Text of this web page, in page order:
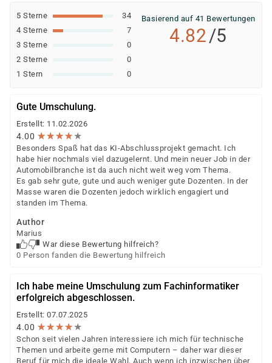
5 Sterne
34
4 Sterne
7
3 Sterne
0
2 Sterne
0
1 Stern
0
Basierend auf 41 Bewertungen
4.82/5
Gute Umschulung.
Erstellt: 11.02.2026
4.00 ★★★★★
★★★★★
Besonders Spaß hat das KI-Abschlussprojekt gemacht. Ich
habe hier nochmals viel dazugelernt. Und mein neuer Job in der
Automobilbranche ist da auch nicht weit weg vom Thema.
Es gab sehr gute, gute und auch weniger gute Dozenten. In der
Masse waren die Dozenten jedoch wirklich engagiert und
standen im Thema.
Author
Marius
War diese Bewertung hilfreich?
0 Person fanden die Bewertung hilfreich
Ich habe meine Umschulung zum Fachinformatiker
erfolgreich abgeschlossen.
Erstellt: 07.07.2025
4.00 ★★★★★
★★★★★
Schon seit vielen Jahren interessiere ich mich für technische
Themen und arbeite gerne mit Computern – daher war dieser
Beruf für mich die ideale Wahl. Auch wenn ich inzwischen über